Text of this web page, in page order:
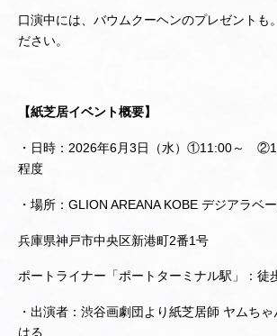
口演中には、バウムクーヘンのプレゼントも
ださい。
【紙芝居イベント概要】
・日時：2026年6月3日（水）①11:00～
程度
・場所：GLION AREANA KOBE デジアラベ
兵庫県神戸市中央区新港町2番1号
ポートライナー「ポートターミナル駅」：徒
・出演者：渋谷画劇団より紙芝居師 ヤムち
はる